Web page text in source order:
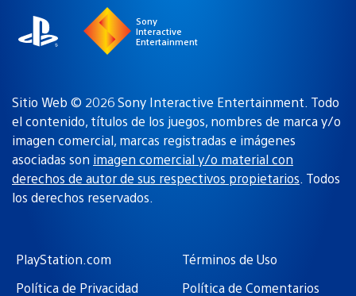
Sony
Interactive
Entertainment
Sitio Web © 2026 Sony Interactive Entertainment. Todo
el contenido, títulos de los juegos, nombres de marca y/o
imagen comercial, marcas registradas e imágenes
asociadas son imagen comercial y/o material con
derechos de autor de sus respectivos propietarios. Todos
los derechos reservados.
PlayStation.com
Términos de Uso
Política de Privacidad
Política de Comentarios